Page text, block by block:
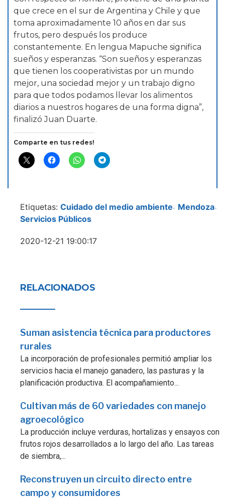
que crece en el sur de Argentina y Chile y que
toma aproximadamente 10 años en dar sus
frutos, pero después los produce
constantemente. En lengua Mapuche significa
sueños y esperanzas. “Son sueños y esperanzas
que tienen los cooperativistas por un mundo
mejor, una sociedad mejor y un trabajo digno
para que todos podamos llevar los alimentos
diarios a nuestros hogares de una forma digna”,
finalizó Juan Duarte.
Comparte en tus redes!
Etiquetas: Cuidado del medio ambiente- Mendoza-
Servicios Públicos
2020-12-21 19:00:17
RELACIONADOS
Suman asistencia técnica para productores
rurales
La incorporación de profesionales permitió ampliar los
servicios hacia el manejo ganadero, las pasturas y la
planificación productiva. El acompañamiento...
Cultivan más de 60 variedades con manejo
agroecológico
La producción incluye verduras, hortalizas y ensayos con
frutos rojos desarrollados a lo largo del año. Las tareas
de siembra,...
Reconstruyen un circuito directo entre
campo y consumidores